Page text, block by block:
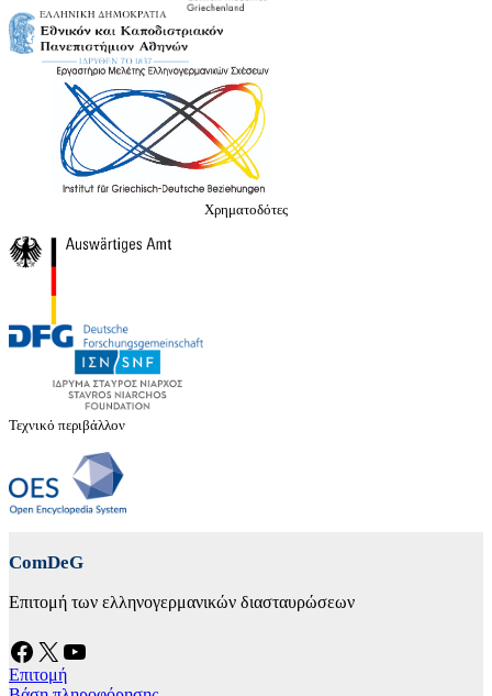
Χρηματοδότες
Τεχνικό περιβάλλον
ComDeG
Επιτομή των ελληνογερμανικών διασταυρώσεων
Facebook X YouTube
Επιτομή